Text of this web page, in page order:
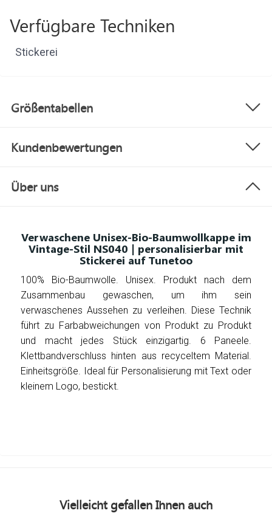
Verfügbare Techniken
Stickerei
Größentabellen
Kundenbewertungen
Über uns
Verwaschene Unisex-Bio-Baumwollkappe im
Vintage-Stil NS040 | personalisierbar mit
Stickerei auf Tunetoo
100% Bio-Baumwolle. Unisex. Produkt nach dem
Zusammenbau gewaschen, um ihm sein
verwaschenes Aussehen zu verleihen. Diese Technik
führt zu Farbabweichungen von Produkt zu Produkt
und macht jedes Stück einzigartig. 6 Paneele.
Klettbandverschluss hinten aus recyceltem Material.
Einheitsgröße. Ideal für Personalisierung mit Text oder
kleinem Logo, bestickt.
Vielleicht gefallen Ihnen auch